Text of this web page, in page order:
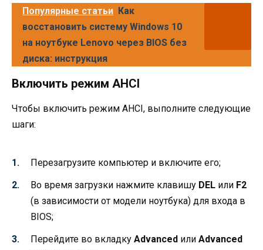
Популярные статьи Как
восстановить систему Windows 10
на ноутбуке Lenovo через BIOS без
диска: инструкция
Включить режим AHCI
Чтобы включить режим AHCI, выполните следующие
шаги:
Перезагрузите компьютер и включите его;
Во время загрузки нажмите клавишу DEL или F2
(в зависимости от модели ноутбука) для входа в
BIOS;
Перейдите во вкладку Advanced или Advanced